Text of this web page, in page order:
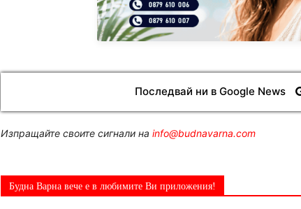
Последвай ни в Google News
Изпращайте своите сигнали на info@budnavarna.com
Будна Варна вече е в любимите Ви приложения!